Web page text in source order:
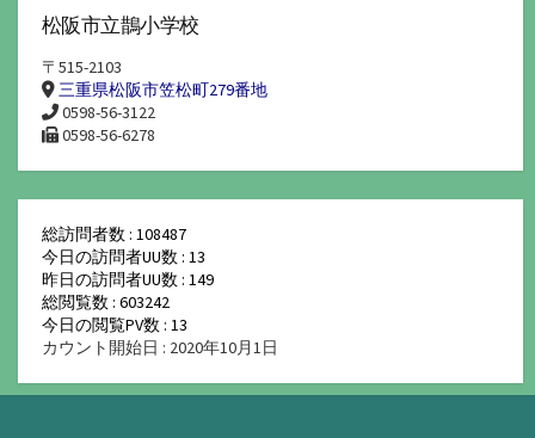
松阪市立鵲小学校
〒515-2103
三重県松阪市笠松町279番地
0598-56-3122
0598-56-6278
総訪問者数 : 108487
今日の訪問者UU数 : 13
昨日の訪問者UU数 : 149
総閲覧数 : 603242
今日の閲覧PV数 : 13
カウント開始日 : 2020年10月1日